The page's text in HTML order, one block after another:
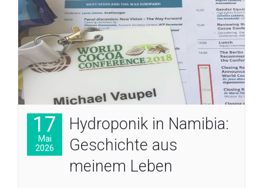
17
Mai
2026
Hydroponik in Namibia:
Geschichte aus
meinem Leben